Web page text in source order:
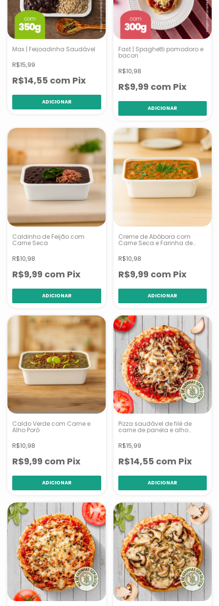
Max | Feijoadinha Saudável
R$15,99
R$14,55 com Pix
Fast | Spaghetti pomodoro e
bacon
R$10,98
R$9,99 com Pix
Caldinho de Feijão com
Carne Seca
R$10,98
R$9,99 com Pix
Creme de Abóbora com
Carne Seca e Farinha de
R$10,98
R$9,99 com Pix
Caldo Verde com Carne e
Alho Poró
R$10,98
R$9,99 com Pix
Pizza saudável de filé de
carne de panela e alho
R$15,99
R$14,55 com Pix